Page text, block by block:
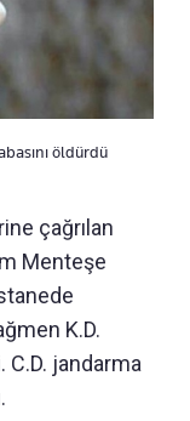
öldürdü
çağrılan
Menteşe
K.D.
C.D. jandarma